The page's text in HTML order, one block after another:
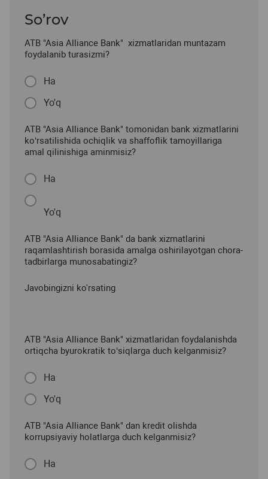
So’rov
ATB "Asia Alliance Bank" xizmatlaridan muntazam
foydalanib turasizmi?
Ha
Yo'q
ATB "Asia Alliance Bank" tomonidan bank xizmatlarini
ko‘rsatilishida ochiqlik va shaffoflik tamoyillariga
amal qilinishiga aminmisiz?
Ha
Yo'q
ATB "Asia Alliance Bank" da bank xizmatlarini
raqamlashtirish borasida amalga oshirilayotgan chora-
tadbirlarga munosabatingiz?
Javobingizni ko'rsating
ATB "Asia Alliance Bank" xizmatlaridan foydalanishda
ortiqcha byurokratik to‘siqlarga duch kelganmisiz?
Ha
Yo'q
ATB "Asia Alliance Bank" dan kredit olishda
korrupsiyaviy holatlarga duch kelganmisiz?
Ha